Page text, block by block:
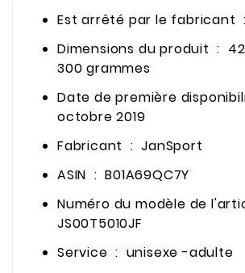
Dimensions du produit ‏ : ‎ 42 x 33 x 21 cm ;
300 grammes
Date de première disponibilité
octobre 2019
Fabricant ‏ : ‎ JanSport
ASIN ‏ : ‎ B01A69QC7Y
Numéro du modèle de
JS00T5010JF
Service ‏ : ‎ unisexe -adulte